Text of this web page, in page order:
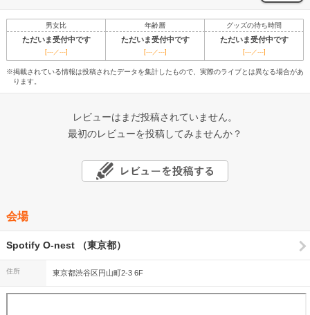
男女比 年齢層 グッズの待ち時間
ただいま受付中です ただいま受付中です ただいま受付中です
[---／---] [---／---] [---／---]
※掲載されている情報は投稿されたデータを集計したもので、実際のライブとは異なる場合があ
ります。
レビューはまだ投稿されていません。
最初のレビューを投稿してみませんか？
会場
Spotify O-nest （東京都）
住所 東京都渋谷区円山町2-3 6F